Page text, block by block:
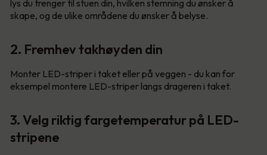
lys du trenger til stuen din, hvilken stemning du ønsker å
skape, og de ulike områdene du ønsker å belyse.
2. Fremhev takhøyden din
Monter LED-striper i taket eller på veggen - du kan for
eksempel montere LED-striper langs drageren i taket.
3. Velg riktig fargetemperatur på LED-
stripene